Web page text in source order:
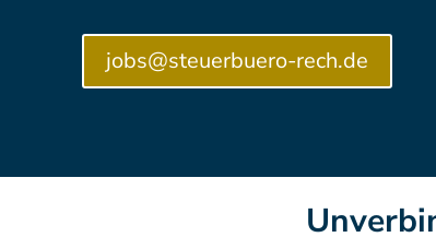
jobs@steuerbuero-rech.de